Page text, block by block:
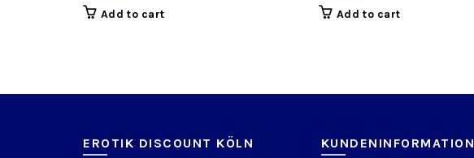
Add to cart Add to cart
EROTIK DISCOUNT KÖLN KUNDENINFORMATION